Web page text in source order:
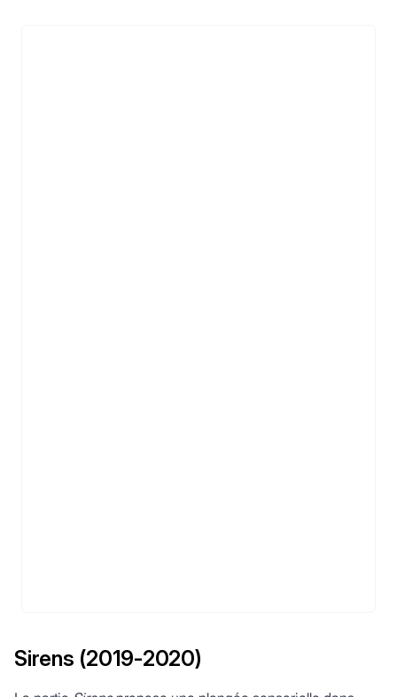
Sirens (2019-2020)